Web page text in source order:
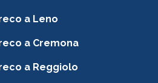
a Leno
a Cremona
a Reggiolo